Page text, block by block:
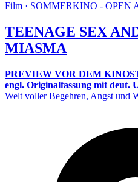
Film · SOMMERKINO - OPEN
TEENAGE SEX
MIASMA
PREVIEW VOR DEM
engl. Originalfassung mit deut.
Welt voller Begehren, Angst und